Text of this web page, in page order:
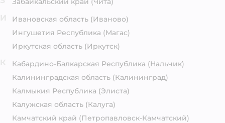
Ивановская область (Иваново)
Ингушетия Республика (Магас)
Иркутская область (Иркутск)
Кабардино-Балкарская Республика (Нальчик)
Калининградская область (Калининград)
Калмыкия Республика (Элиста)
Калужская область (Калуга)
Камчатский край (Петропавловск-Камчатский)